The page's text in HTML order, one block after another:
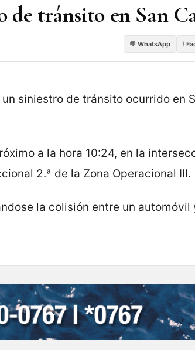
tránsito en San
💬 WhatsApp f
siniestro de tránsito ocurrido en
a la hora 10:24, en la
2.ª de la Zona Operacional III.
la colisión entre un automóvil